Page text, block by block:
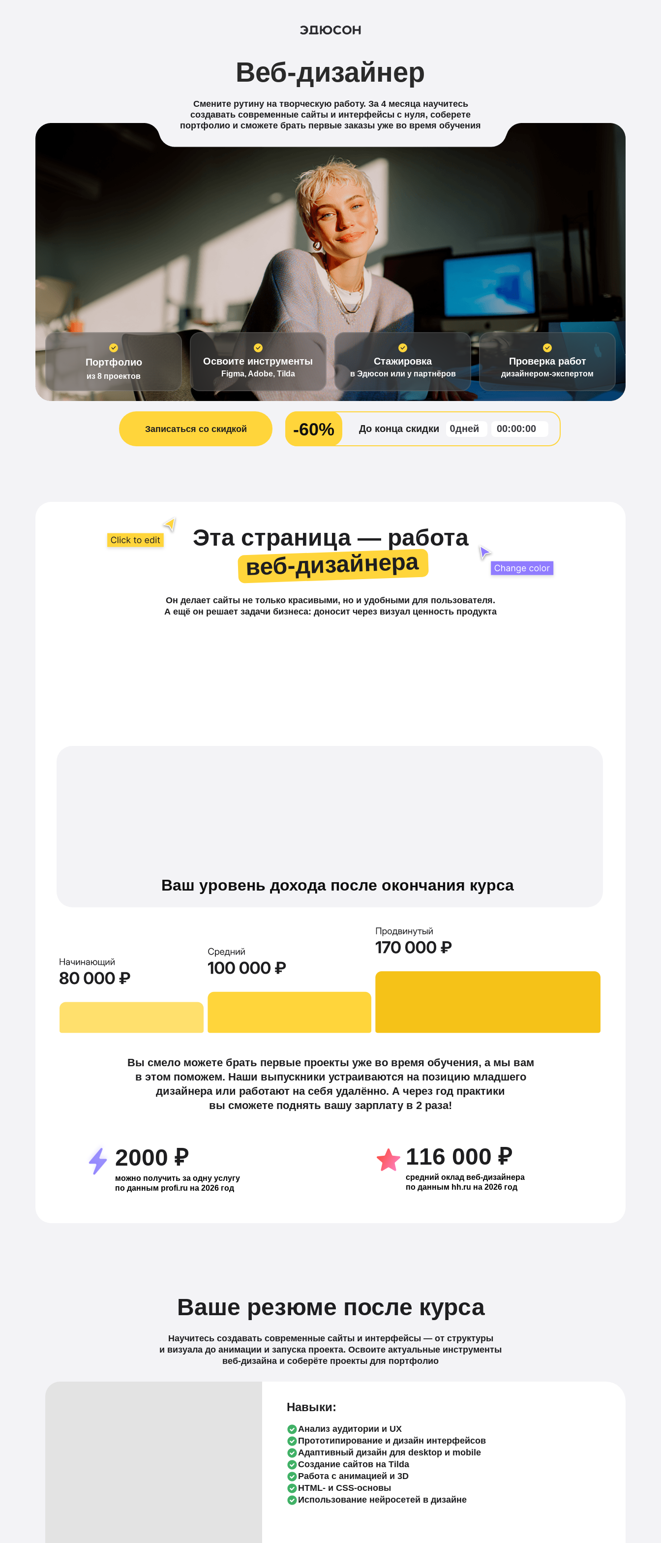
Веб-дизайнер
-60% 00:00:00
До конца скидки 0дней
Смените рутину на творческую работу. За 4 месяца научитесь
создавать современные сайты и интерфейсы с нуля, соберете
портфолио и сможете брать первые заказы уже во время обучения
Записаться со скидкой
Портфолио
из 8 проектов
Освоите инструменты
Figma, Adobe, Tilda
Проверка работ
дизайнером-экспертом
Стажировка
в Эдюсон или у партнёров
Он делает сайты не только красивыми, но и удобными для пользователя.
А ещё он решает задачи бизнеса: доносит через визуал ценность продукта
116 000 ₽
средний оклад веб-дизайнера
по данным hh.ru на 2026 год
Эта страница — работа
веб-дизайнера
веб-дизайнера
2000 ₽
можно получить за одну услугу
по данным profi.ru на 2026 год
Вы смело можете брать первые проекты уже во время обучения, а мы вам
в этом поможем. Наши выпускники устраиваются на позицию младшего
дизайнера или работают на себя удалённо. А через год практики
вы сможете поднять вашу зарплату в 2 раза!
Ваш уровень дохода после окончания курса
Научитесь создавать современные сайты и интерфейсы — от структуры
и визуала до анимации и запуска проекта. Освоите актуальные инструменты
веб-дизайна и соберёте проекты для портфолио
Навыки:
Ваше резюме после курса
Анализ аудитории и UX
Прототипирование и дизайн интерфейсов
Адаптивный дизайн для desktop и mobile
Создание сайтов на Tilda
Работа с анимацией и 3D
HTML- и CSS-основы
Использование нейросетей в дизайне